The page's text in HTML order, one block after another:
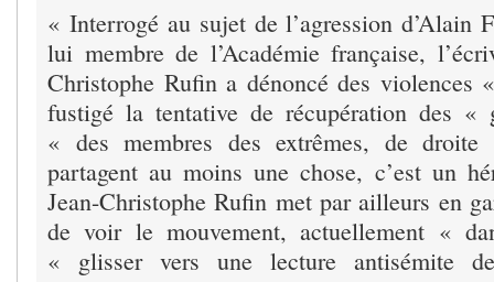
« Interrogé au sujet de l’agression d’Alain
lui membre de l’Académie française,
Christophe Rufin a dénoncé des violences
fustigé la tentative de récupération des «
« des membres des extrêmes, de
partagent au moins une chose, c’est un
Jean-Christophe Rufin met par ailleurs en
de voir le mouvement, actuellement «
« glisser vers une lecture antisémite